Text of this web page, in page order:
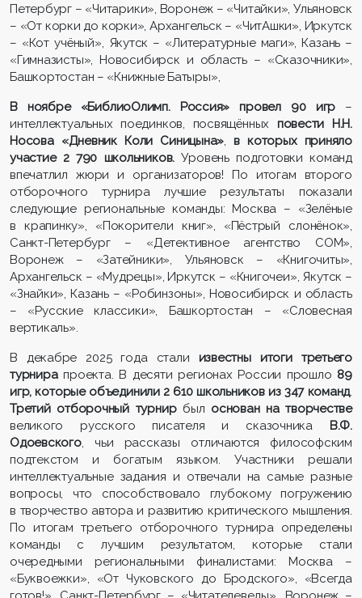
Петербург – «Читарики», Воронеж – «Читайки», Ульяновск
– «От корки до корки», Архангельск – «ЧитАшки», Иркутск
– «Кот учёный», Якутск – «Литературные маги», Казань –
«Гимназисты», Новосибирск и область – «Сказочники»,
Башкортостан – «Книжные Батыры»,
В ноябре «БиблиоОлимп. Россия»провел 90 игр –
интеллектуальных поединков, посвящённых повести Н.Н.
Носова «Дневник Коли Синицына»,в которых приняло
участие 2 790 школьников.Уровень подготовки команд
впечатлил жюри и организаторов! По итогам второго
отборочного турнира лучшие результаты показали
следующие региональные команды: Москва – «Зелёные
в крапинку», «Покорители книг», «Пёстрый слонёнок»,
Санкт-Петербург – «Детективное агентство СОМ»,
Воронеж – «Затейники», Ульяновск – «Книгочиты»,
Архангельск – «Мудрецы», Иркутск – «Книгочеи», Якутск –
«Знайки», Казань – «Робинзоны», Новосибирск и область
– «Русские классики», Башкортостан – «Словесная
вертикаль».
В декабре 2025 года стали известны итоги третьего
турнирапроекта. В десяти регионах России прошло 89
игр, которые объединили 2 610 школьников из 347 команд.
Третий отборочный турнирбыл основан натворчестве
великого русского писателя и сказочника В.Ф.
Одоевского, чьи рассказы отличаются философским
подтекстом и богатым языком. Участники решали
интеллектуальные задания и отвечали на самые разные
вопросы, что способствовало глубокому погружению
в творчество автора и развитию критического мышления.
По итогам третьего отборочного турнира определены
команды с лучшим результатом, которые стали
очередными региональными финалистами: Москва –
«Буквоежки», «От Чуковского до Бродского», «Всегда